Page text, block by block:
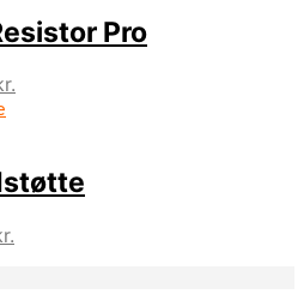
139,00 kr.. Pro
239,00 kr..